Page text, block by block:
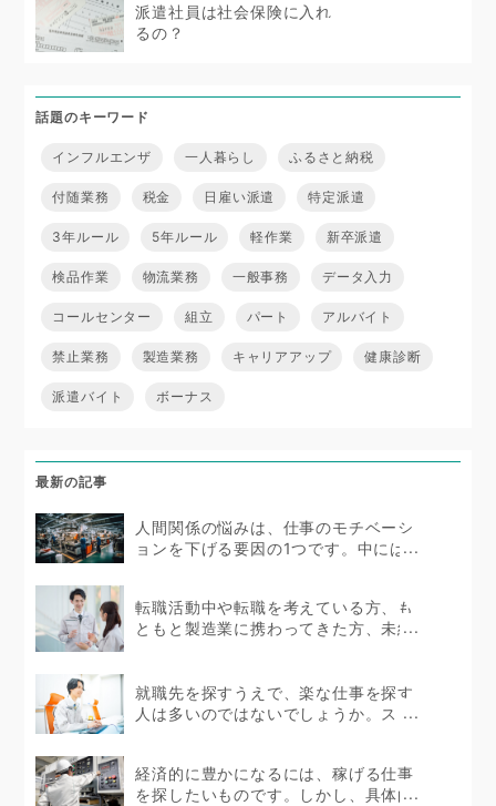
派遣社員は社会保険に入れ
るの？
話題のキーワード
インフルエンザ 一人暮らし ふるさと納税
付随業務 税金 日雇い派遣 特定派遣
3年ルール 5年ルール 軽作業 新卒派遣
検品作業 物流業務 一般事務 データ入力
コールセンター 組立 パート アルバイト
禁止業務 製造業務 キャリアアップ 健康診断
派遣バイト ボーナス
最新の記事
人間関係の悩みは、仕事のモチベーシ
ョンを下げる要因の1つです。中にはス
転職活動中や転職を考えている方、も
ともと製造業に携わってきた方、未経
就職先を探すうえで、楽な仕事を探す
人は多いのではないでしょうか。スト
経済的に豊かになるには、稼げる仕事
を探したいものです。しかし、具体的